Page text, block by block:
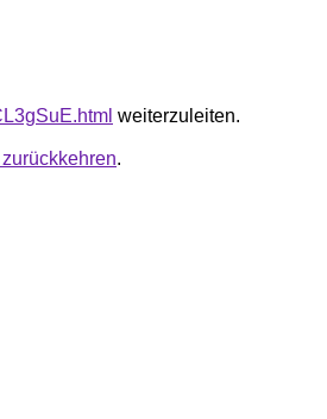
weiterzuleiten.
.